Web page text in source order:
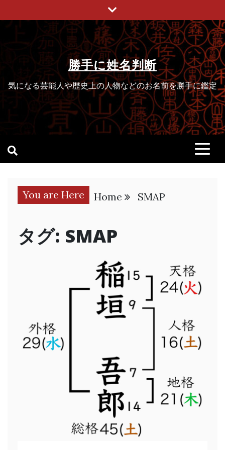
content
勝手に姓名判断
気になる芸能人や歴史上の人物などのお名前を勝手に鑑定
You are Here Home SMAP
タグ: SMAP